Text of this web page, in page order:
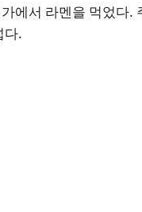
에서 라멘을 먹었다.
다.